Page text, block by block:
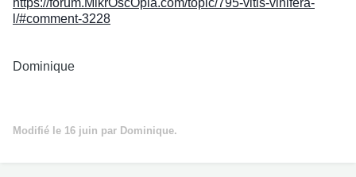
https://forum.MikrOscOpia.com/topic/795-vitis-vinifera-
l/#comment-3228
Dominique
Modifié le 16 juin par Dominique.